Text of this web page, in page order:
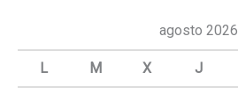
a
agosto 2026
L M X J